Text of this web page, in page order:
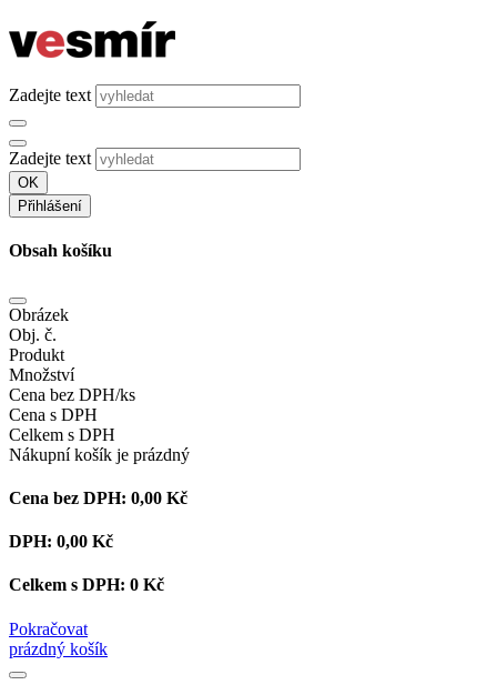
Zadejte text
Zadejte text
OK
Přihlášení
Obsah košíku
Obrázek
Obj. č.
Produkt
Množství
Cena bez DPH/ks
Cena s DPH
Celkem s DPH
Nákupní košík je prázdný
Cena bez DPH: 0,00 Kč
DPH: 0,00 Kč
Celkem s DPH: 0 Kč
Pokračovat
prázdný košík